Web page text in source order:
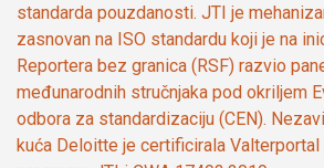
standarda pouzdanosti. JTI je
zasnovan na ISO standardu koji je na
Reportera bez granica (RSF) razvio
međunarodnih stručnjaka pod okriljem
odbora za standardizaciju (CEN).
kuća Deloitte je certificirala Valterportal